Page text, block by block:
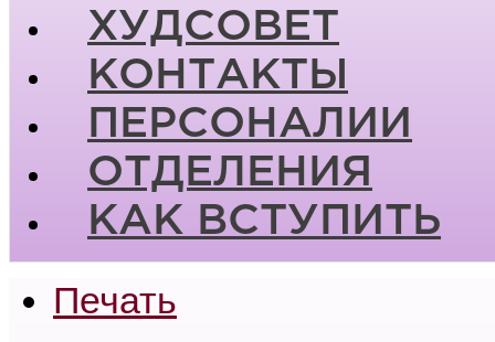
ХУДСОВЕТ
КОНТАКТЫ
ПЕРСОНАЛИИ
ОТДЕЛЕНИЯ
КАК ВСТУПИТЬ
Печать